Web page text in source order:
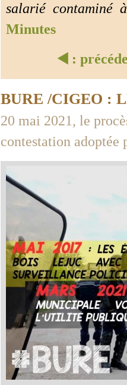
salarié contaminé
Minutes
◀️ :
BURE /CIGEO :
20 mai 2021, le
contestation